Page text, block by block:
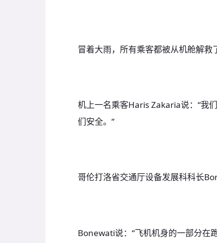
冒着大雨，所有乘客都被从机舱解救
机上一名乘客Haris Zakaria说：“我
们安全。”
哥伦打洛省交通厅设备发展科科长
Bonewati说：“飞机机身的一部分在